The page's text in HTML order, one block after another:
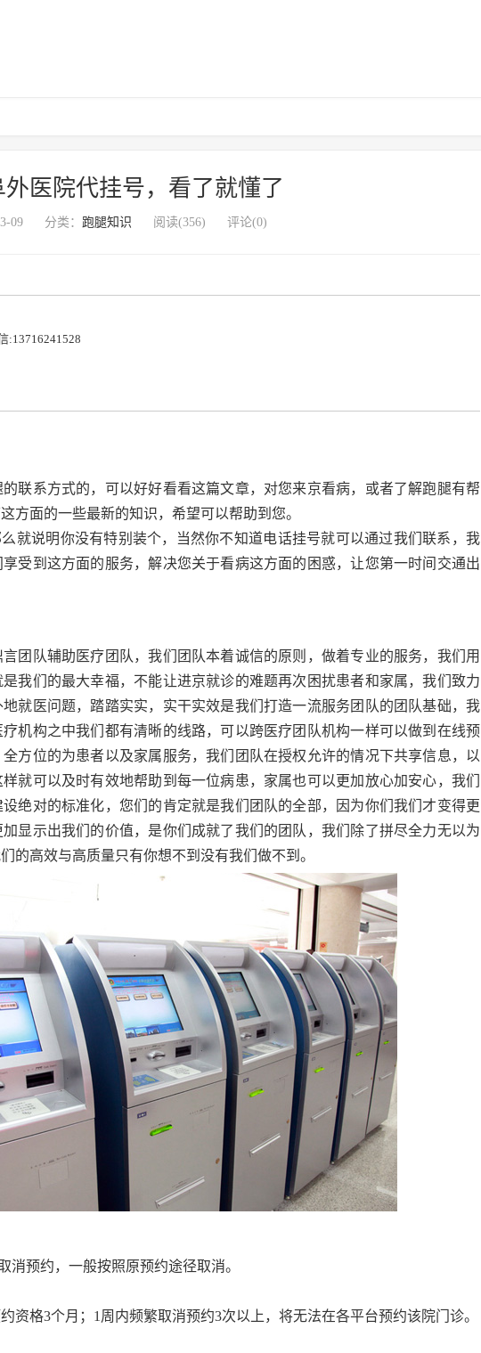
外医院代挂号，看了就懂了
09 分类： 跑腿知识 阅读(356) 评论(0)
:13716241528
联系方式的，可以好好看看这篇文章，对您来京看病，或者了解跑腿有帮
方面的一些最新的知识，希望可以帮助到您。
就说明你没有特别装个，当然你不知道电话挂号就可以通过我们联系，我
受到这方面的服务，解决您关于看病这方面的困惑，让您第一时间交通出
团队辅助医疗团队，我们团队本着诚信的原则，做着专业的服务，我们用
我们的最大幸福，不能让进京就诊的难题再次困扰患者和家属，我们致力
就医问题，踏踏实实，实干实效是我们打造一流服务团队的团队基础，我
机构之中我们都有清晰的线路，可以跨医疗团队机构一样可以做到在线预
方位的为患者以及家属服务，我们团队在授权允许的情况下共享信息，以
就可以及时有效地帮助到每一位病患，家属也可以更加放心加安心，我们
绝对的标准化，您们的肯定就是我们团队的全部，因为你们我们才变得更
显示出我们的价值，是你们成就了我们的团队，我们除了拼尽全力无以为
的高效与高质量只有你想不到没有我们做不到。
消预约，一般按照原预约途径取消。
资格3个月；1周内频繁取消预约3次以上，将无法在各平台预约该院门诊。